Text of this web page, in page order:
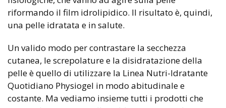
riformando il film idrolipidico. Il risultato è, quindi,
una pelle idratata e in salute.
Un valido modo per contrastare la secchezza
cutanea, le screpolature e la disidratazione della
pelle è quello di utilizzare la Linea Nutri-Idratante
Quotidiano Physiogel in modo abitudinale e
costante. Ma vediamo insieme tutti i prodotti che